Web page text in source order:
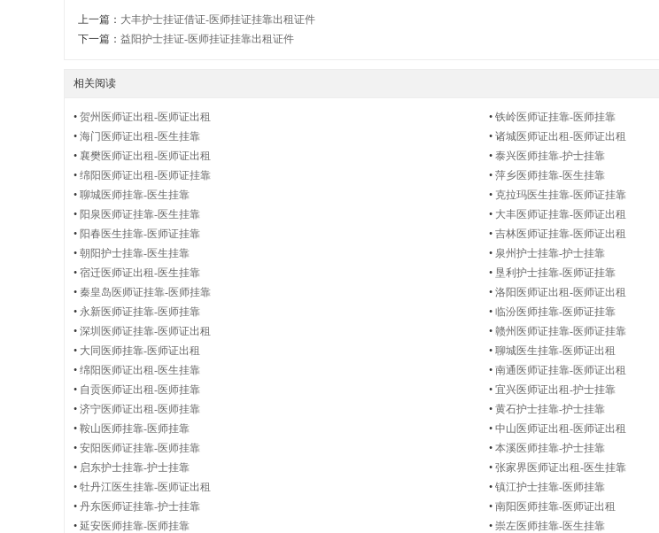
业
上一篇： 大丰护士挂证借证-医师挂证挂靠出租证件
下一篇： 益阳护士挂证-医师挂证挂靠出租证件
相关阅读
• 贺州医师证出租-医师证出租 • 铁岭医师证挂靠-医师挂靠
• 海门医师证出租-医生挂靠 • 诸城医师证出租-医师证出租
• 襄樊医师证出租-医师证出租 • 泰兴医师挂靠-护士挂靠
• 绵阳医师证出租-医师证挂靠 • 萍乡医师挂靠-医生挂靠
• 聊城医师挂靠-医生挂靠 • 克拉玛医生挂靠-医师证挂靠
• 阳泉医师证挂靠-医生挂靠 • 大丰医师证挂靠-医师证出租
• 阳春医生挂靠-医师证挂靠 • 吉林医师证挂靠-医师证出租
• 朝阳护士挂靠-医生挂靠 • 泉州护士挂靠-护士挂靠
• 宿迁医师证出租-医生挂靠 • 垦利护士挂靠-医师证挂靠
• 秦皇岛医师证挂靠-医师挂靠 • 洛阳医师证出租-医师证出租
• 永新医师证挂靠-医师挂靠 • 临汾医师挂靠-医师证挂靠
• 深圳医师证挂靠-医师证出租 • 赣州医师证挂靠-医师证挂靠
• 大同医师挂靠-医师证出租 • 聊城医生挂靠-医师证出租
• 绵阳医师证出租-医生挂靠 • 南通医师证挂靠-医师证出租
• 自贡医师证出租-医师挂靠 • 宜兴医师证出租-护士挂靠
• 济宁医师证出租-医师挂靠 • 黄石护士挂靠-护士挂靠
• 鞍山医师挂靠-医师挂靠 • 中山医师证出租-医师证出租
• 安阳医师证挂靠-医师挂靠 • 本溪医师挂靠-护士挂靠
• 启东护士挂靠-护士挂靠 • 张家界医师证出租-医生挂靠
• 牡丹江医生挂靠-医师证出租 • 镇江护士挂靠-医师挂靠
• 丹东医师证挂靠-护士挂靠 • 南阳医师挂靠-医师证出租
• 延安医师挂靠-医师挂靠 • 崇左医师挂靠-医生挂靠